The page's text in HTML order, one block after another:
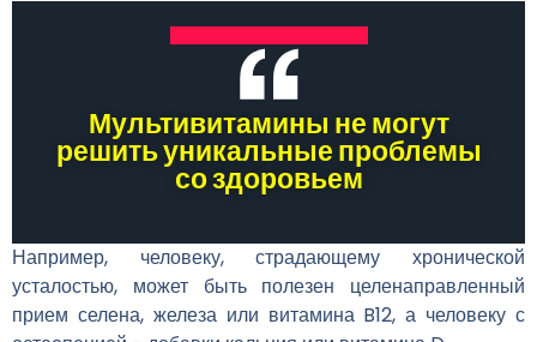
Мультивитамины не могут
решить уникальные проблемы
со здоровьем
Например, человеку, страдающему хронической
усталостью, может быть полезен целенаправленный
прием селена, железа или витамина B12, а человеку с